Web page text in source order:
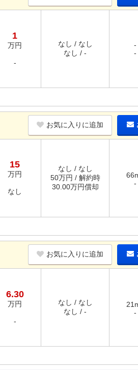
1
万円
-
なし / なし
なし / -
-
-
お気に入りに追加
15
万円
なし
なし / なし
50万円 / 解約時
30.00万円償却
-
お気に入りに追加
6.30
万円
-
なし / なし
なし / -
-